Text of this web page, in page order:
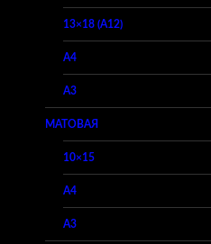
13×18 (A12)
A4
A3
МАТОВАЯ
10×15
A4
A3